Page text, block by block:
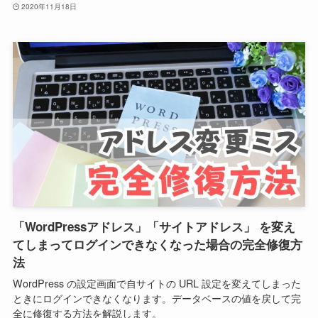
2020年11月18日
「WordPressアドレス」「サイトアドレス」 を変え
てしまってログインできなくなった場合の完全修復方
法
WordPress の設定画面で自サイトの URL 設定を変えてしまった
ときにログインできなくなります。データベースの値を戻して完
全に修復する方法を解説します。